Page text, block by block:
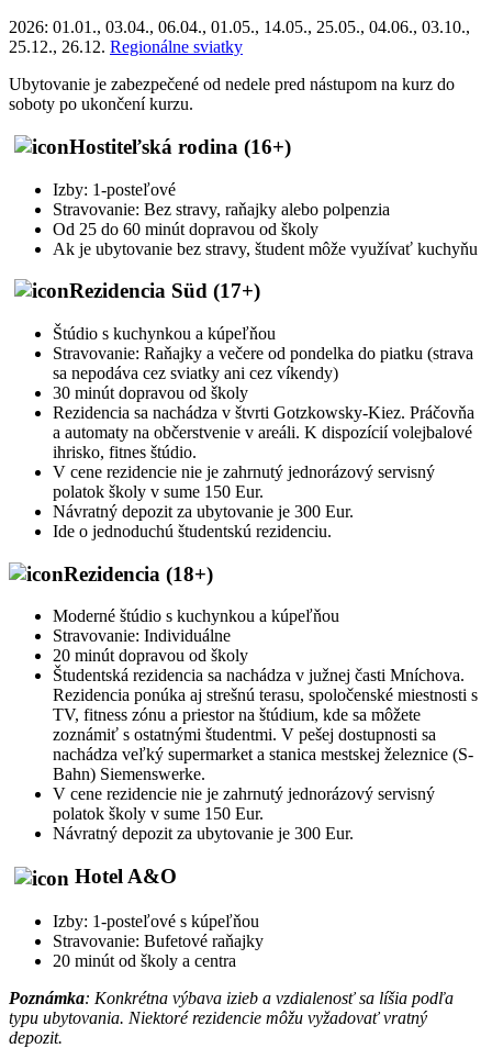
2026: 01.01., 03.04., 06.04., 01.05., 14.05., 25.05., 04.06., 03.10.,
25.12., 26.12. Regionálne sviatky
Ubytovanie je zabezpečené od nedele pred nástupom na kurz do
soboty po ukončení kurzu.
Hostiteľská rodina (16+)
Izby: 1-posteľové
Stravovanie: Bez stravy, raňajky alebo polpenzia
Od 25 do 60 minút dopravou od školy
Ak je ubytovanie bez stravy, študent môže využívať kuchyňu
Rezidencia Süd (17+)
Štúdio s kuchynkou a kúpeľňou
Stravovanie: Raňajky a večere od pondelka do piatku (strava
sa nepodáva cez sviatky ani cez víkendy)
30 minút dopravou od školy
Rezidencia sa nachádza v štvrti Gotzkowsky-Kiez. Práčovňa
a automaty na občerstvenie v areáli. K dispozícií volejbalové
ihrisko, fitnes štúdio.
V cene rezidencie nie je zahrnutý jednorázový servisný
polatok školy v sume 150 Eur.
Návratný depozit za ubytovanie je 300 Eur.
Ide o jednoduchú študentskú rezidenciu.
Rezidencia (18+)
Moderné štúdio s kuchynkou a kúpeľňou
Stravovanie: Individuálne
20 minút dopravou od školy
Študentská rezidencia sa nachádza v južnej časti Mníchova.
Rezidencia ponúka aj strešnú terasu, spoločenské miestnosti s
TV, fitness zónu a priestor na štúdium, kde sa môžete
zoznámiť s ostatnými študentmi. V pešej dostupnosti sa
nachádza veľký supermarket a stanica mestskej železnice (S-
Bahn) Siemenswerke.
V cene rezidencie nie je zahrnutý jednorázový servisný
polatok školy v sume 150 Eur.
Návratný depozit za ubytovanie je 300 Eur.
Hotel A&O
Izby: 1-posteľové s kúpeľňou
Stravovanie: Bufetové raňajky
20 minút od školy a centra
Poznámka: Konkrétna výbava izieb a vzdialenosť sa líšia podľa
typu ubytovania. Niektoré rezidencie môžu vyžadovať vratný
depozit.